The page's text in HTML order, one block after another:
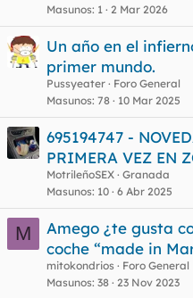
Masunos 1 2 Mar 2026
Un año en el
primer mundo.
Pussyeater
Foro General
Masunos 78 10 Mar 2025
695194747 -
PRIMERA VEZ EN
MotrileñoSEX Granada
Masunos 10 6 Abr 2025
M
Amego ¿te gusta
coche “made in
mitokondrios
Foro General
Masunos 38 23 Nov 2023